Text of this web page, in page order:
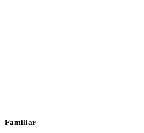
Familiar